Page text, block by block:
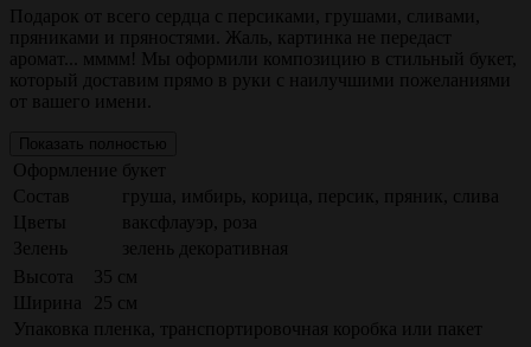
Подарок от всего сердца с персиками, грушами, сливами,
пряниками и пряностями. Жаль, картинка не передаст
аромат... мммм! Мы оформили композицию в стильный букет,
который доставим прямо в руки с наилучшими пожеланиями
от вашего имени.
Показать полностью
Оформление букет
Состав
груша, имбирь, корица, персик, пряник, слива
Цветы
ваксфлауэр, роза
Зелень
зелень декоративная
Высота
35 см
Ширина
25 см
Упаковка
пленка, транспортировочная коробка или пакет